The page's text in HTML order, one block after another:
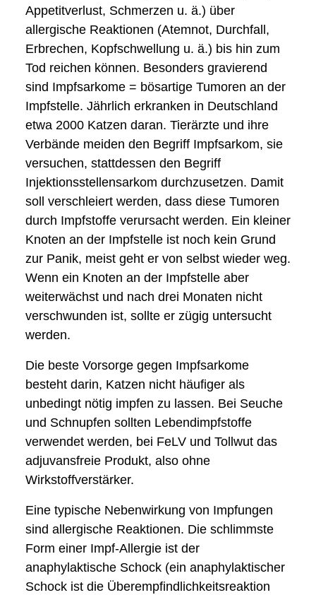
Appetitverlust, Schmerzen u. ä.) über
allergische Reaktionen (Atemnot, Durchfall,
Erbrechen, Kopfschwellung u. ä.) bis hin zum
Tod reichen können. Besonders gravierend
sind Impfsarkome = bösartige Tumoren an der
Impfstelle. Jährlich erkranken in Deutschland
etwa 2000 Katzen daran. Tierärzte und ihre
Verbände meiden den Begriff Impfsarkom, sie
versuchen, stattdessen den Begriff
Injektionsstellensarkom durchzusetzen. Damit
soll verschleiert werden, dass diese Tumoren
durch Impfstoffe verursacht werden. Ein kleiner
Knoten an der Impfstelle ist noch kein Grund
zur Panik, meist geht er von selbst wieder weg.
Wenn ein Knoten an der Impfstelle aber
weiterwächst und nach drei Monaten nicht
verschwunden ist, sollte er zügig untersucht
werden.
Die beste Vorsorge gegen Impfsarkome
besteht darin, Katzen nicht häufiger als
unbedingt nötig impfen zu lassen. Bei Seuche
und Schnupfen sollten Lebendimpfstoffe
verwendet werden, bei FeLV und Tollwut das
adjuvansfreie Produkt, also ohne
Wirkstoffverstärker.
Eine typische Nebenwirkung von Impfungen
sind allergische Reaktionen. Die schlimmste
Form einer Impf-Allergie ist der
anaphylaktische Schock (ein anaphylaktischer
Schock ist die Überempfindlichkeitsreaktion